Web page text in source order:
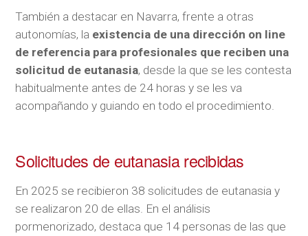
También a destacar en Navarra, frente a otras
autonomías, la existencia de una dirección on line
de referencia para profesionales que reciben una
solicitud de eutanasia, desde la que se les contesta
habitualmente antes de 24 horas y se les va
acompañando y guiando en todo el procedimiento.
Solicitudes de eutanasia recibidas
En 2025 se recibieron 38 solicitudes de eutanasia y
se realizaron 20 de ellas. En el análisis
pormenorizado, destaca que 14 personas de las que